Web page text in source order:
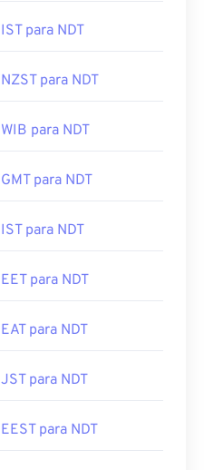
IST para NDT
NZST para NDT
WIB para NDT
GMT para NDT
IST para NDT
EET para NDT
EAT para NDT
JST para NDT
EEST para NDT